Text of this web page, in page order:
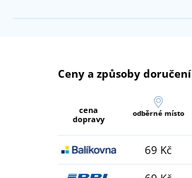
Ceny a způsoby doručení
cena
dopravy
odběrné místo
69 Kč